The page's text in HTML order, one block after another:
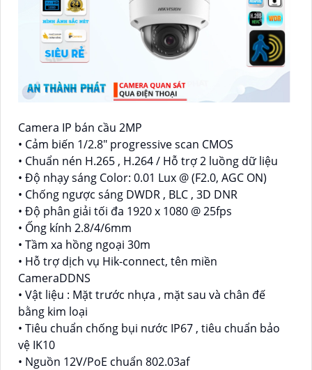
Camera IP bán cầu 2MP
• Cảm biến 1/2.8" progressive scan CMOS
• Chuẩn nén H.265 , H.264 / Hỗ trợ 2 luồng dữ liệu
• Độ nhạy sáng Color: 0.01 Lux @ (F2.0, AGC ON)
• Chống ngược sáng DWDR , BLC , 3D DNR
• Độ phân giải tối đa 1920 x 1080 @ 25fps
• Ống kính 2.8/4/6mm
• Tầm xa hồng ngoại 30m
• Hỗ trợ dịch vụ Hik-connect, tên miền
CameraDDNS
• Vật liệu : Mặt trước nhựa , mặt sau và chân đế
bằng kim loại
• Tiêu chuẩn chống bụi nước IP67 , tiêu chuẩn bảo
vệ IK10
• Nguồn 12V/PoE chuẩn 802.03af